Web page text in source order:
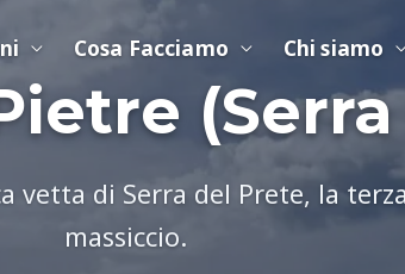
Cosa Facciamo Chi siamo
vetta di Serra del Prete, la
massiccio.